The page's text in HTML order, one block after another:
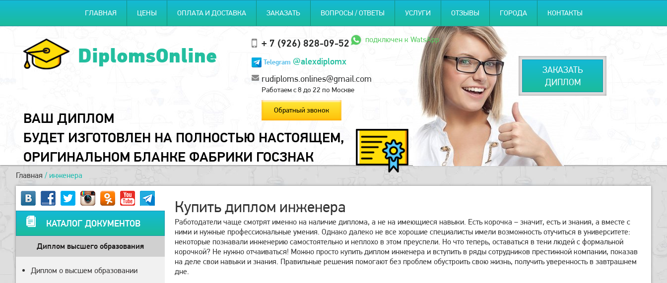
ГЛАВНАЯ ЦЕНЫ ОПЛАТА И ДОСТАВКА ЗАКАЗАТЬ ВОПРОСЫ / ОТВЕТЫ УСЛУГИ ОТЗЫВЫ ГОРОДА КОНТАКТЫ
DiplomsOnline + 7 (926) 828-09-52 подключен к WatsApp
Telegram @alexdiplomx
rudiploms.onlines@gmail.com
Работаем с 8 до 22 по Москве
Обратный звонок
ЗАКАЗАТЬ
ДИПЛОМ
ВАШ ДИПЛОМ
БУДЕТ ИЗГОТОВЛЕН НА ПОЛНОСТЬЮ НАСТОЯЩЕМ,
ОРИГИНАЛЬНОМ БЛАНКЕ ФАБРИКИ ГОСЗНАК
Главная / инженера
Купить диплом инженера
Работодатели чаще смотрят именно на наличие диплома, а не на имеющиеся навыки. Есть корочка – значит, есть и знания, а вместе с
ними и нужные профессиональные умения. Однако далеко не все хорошие специалисты имели возможность отучиться в университете:
некоторые познавали инженерию самостоятельно и неплохо в этом преуспели. Но что теперь, оставаться в тени людей с формальной
корочкой? Не нужно отчаиваться! Можно просто купить диплом инженера и вступить в ряды сотрудников престижной компании, показав
на деле свои навыки и знания. Правильные решения помогают без проблем обустроить свою жизнь, получить уверенность в завтрашнем
дне.
КАТАЛОГ ДОКУМЕНТОВ
Диплом высшего образования
Диплом о высшем образовании